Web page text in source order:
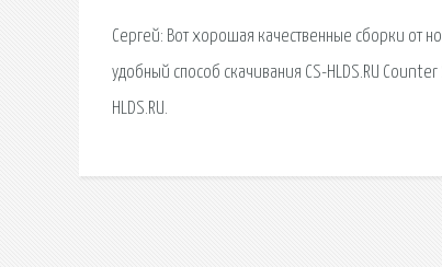
Сергей: Вот хорошая качественные сборки от
удобный способ скачивания CS-HLDS.RU
HLDS.RU.